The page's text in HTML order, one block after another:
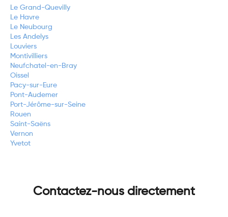
Le Grand-Quevilly
Le Havre
Le Neubourg
Les Andelys
Louviers
Montivilliers
Neufchatel-en-Bray
Oissel
Pacy-sur-Eure
Pont-Audemer
Port-Jérôme-sur-Seine
Rouen
Saint-Saëns
Vernon
Yvetot
Contactez-nous directement